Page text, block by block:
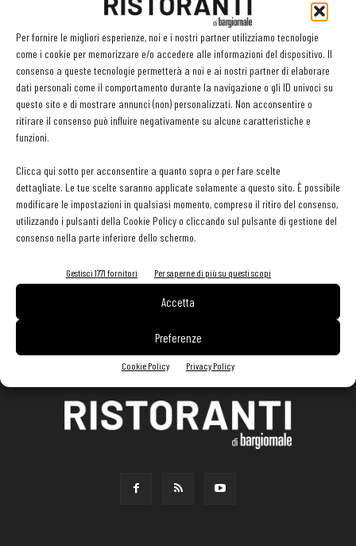
Per fornire le migliori esperienze, noi e i nostri partner utilizziamo tecnologie
come i cookie per memorizzare e/o accedere alle informazioni del dispositivo. Il
consenso a queste tecnologie permetterà a noi e ai nostri partner di elaborare
dati personali come il comportamento durante la navigazione o gli ID univoci su
questo sito e di mostrare annunci (non) personalizzati. Non acconsentire o
ritirare il consenso può influire negativamente su alcune caratteristiche e
funzioni.
Clicca qui sotto per acconsentire a quanto sopra o per fare scelte
dettagliate. Le tue scelte saranno applicate solamente a questo sito. È possibile
modificare le impostazioni in qualsiasi momento, compreso il ritiro del consenso,
utilizzando i pulsanti della Cookie Policy o cliccando sul pulsante di gestione del
consenso nella parte inferiore dello schermo.
Gestisci 1771 fornitori Per saperne di più su questi scopi
Accetta
Preferenze
Cookie Policy Privacy Policy
Recensioni online, Fipe e le associazioni del turismo chiedono
modifiche alle Linee Guida dell’Antitrust
20 Luglio 2026
EDICOLA WEB